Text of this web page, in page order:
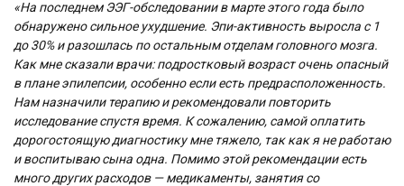
«На последнем ЭЭГ-обследовании в марте этого года было
обнаружено сильное ухудшение. Эпи-активность выросла с 1
до 30% и разошлась по остальным отделам головного мозга.
Как мне сказали врачи: подростковый возраст очень опасный
в плане эпилепсии, особенно если есть предрасположенность.
Нам назначили терапию и рекомендовали повторить
исследование спустя время. К сожалению, самой оплатить
дорогостоящую диагностику мне тяжело, так как я не работаю
и воспитываю сына одна. Помимо этой рекомендации есть
много других расходов — медикаменты, занятия со